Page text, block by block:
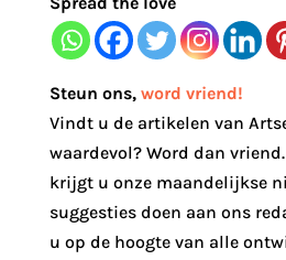
Steun ons, word vriend!
Vindt u de artikelen van
waardevol? Word dan
krijgt u onze maandelijkse
suggesties doen aan ons
u op de hoogte van alle